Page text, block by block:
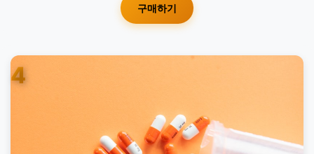
구매하기
4